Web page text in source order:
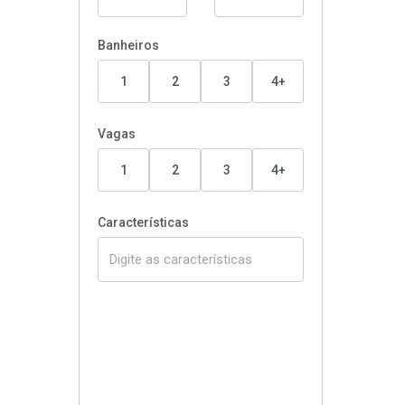
Banheiros
1 2 3 4+
Vagas
1 2 3 4+
Características